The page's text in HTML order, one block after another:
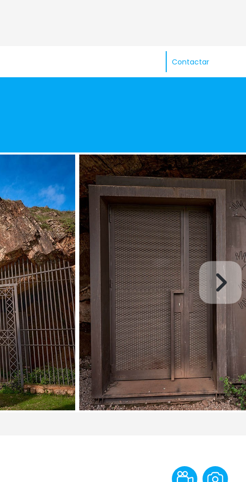
Contactar